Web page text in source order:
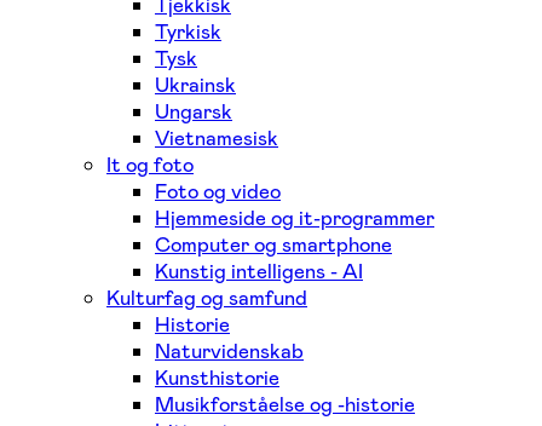
Tyrkisk
Tysk
Ukrainsk
Ungarsk
Vietnamesisk
It og foto
Foto og video
Hjemmeside og it-programmer
Computer og smartphone
Kunstig intelligens - AI
Kulturfag og samfund
Historie
Naturvidenskab
Kunsthistorie
Musikforståelse og -historie